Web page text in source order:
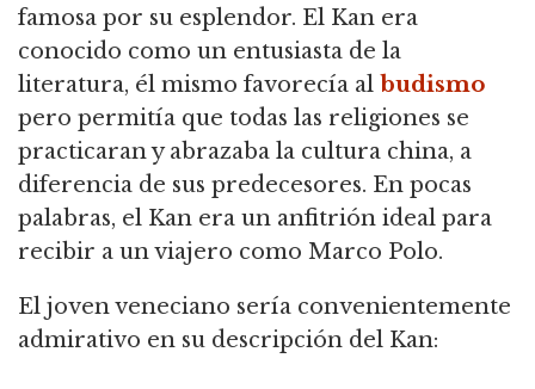
famosa por su esplendor. El Kan era
conocido como un entusiasta de la
literatura, él mismo favorecía al budismo
pero permitía que todas las religiones se
practicaran y abrazaba la cultura china, a
diferencia de sus predecesores. En pocas
palabras, el Kan era un anfitrión ideal para
recibir a un viajero como Marco Polo.
El joven veneciano sería convenientemente
admirativo en su descripción del Kan: